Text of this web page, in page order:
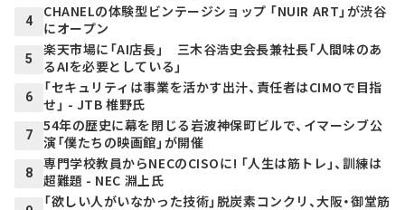
4
CHANELの体験型ビンテージショップ 「NUIR ART」が渋谷
にオープン
5
楽天市場に「AI店長」 三木谷浩史会長兼社長「人間味のあ
るAIを必要としている」
6
「セキュリティは事業を活かす出汁、責任者はCIMOで目指
せ」 - JTB 椎野氏
7
54年の歴史に幕を閉じる岩波神保町ビルで、イマーシブ公
演「僕たちの映画館」が開催
8
専門学校教員からNECのCISOに! 「人生は筋トレ」、訓練は
超難題 - NEC 淵上氏
「欲しい人がいなかった技術」脱炭素コンクリ、大阪・御堂筋